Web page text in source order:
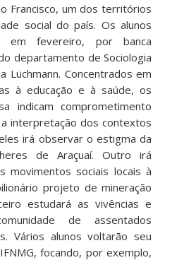
Francisco, um dos territórios
social do país. Os alunos
em fevereiro, por banca
departamento de Sociologia
Lüchmann. Concentrados em
à educação e à saúde, os
indicam comprometimento
interpretação dos contextos
irá observar o estigma da
de Araçuaí. Outro irá
movimentos sociais locais à
projeto de mineração
estudará as vivências e
de assentados
Vários alunos voltarão seu
focando, por exemplo,